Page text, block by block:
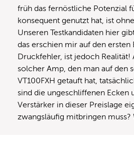
früh das fernöstliche Potenzial
konsequent genutzt hat, ist
Unseren Testkandidaten hier
das erschien mir auf den ersten
Druckfehler, ist jedoch Realität!
solcher Amp, den man auf den
VT100FXH getauft hat,
sind die ungeschliffenen Ecken
Verstärker in dieser Preislage
zwangsläufig mitbringen muss?